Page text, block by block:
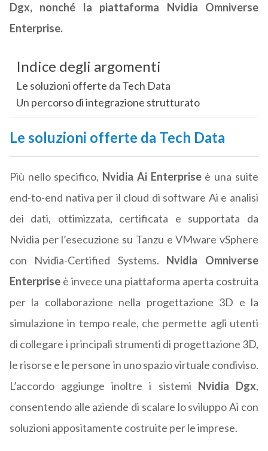
Dgx, nonché la piattaforma Nvidia Omniverse
Enterprise.
Indice degli argomenti
Le soluzioni offerte da Tech Data
Un percorso di integrazione strutturato
Le soluzioni offerte da Tech Data
Più nello specifico, Nvidia Ai Enterpriseè una suite
end-to-end nativa per il cloud di software Ai e analisi
dei dati, ottimizzata, certificata e supportata da
Nvidia per l’esecuzione su Tanzu e VMware vSphere
con Nvidia-Certified Systems. Nvidia Omniverse
Enterpriseè invece una piattaforma aperta costruita
per la collaborazione nella progettazione 3D e la
simulazione in tempo reale, che permette agli utenti
di collegare i principali strumenti di progettazione 3D,
le risorse e le persone in uno spazio virtuale condiviso.
L’accordo aggiunge inoltre i sistemi Nvidia Dgx,
consentendo alle aziende di scalare lo sviluppo Ai con
soluzioni appositamente costruite per le imprese.